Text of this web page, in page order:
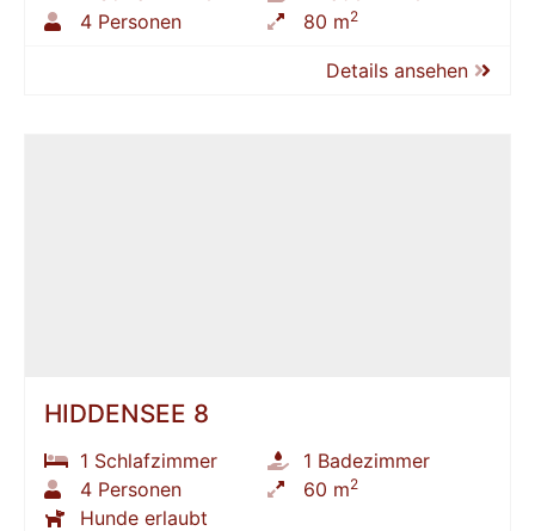
4 Personen
80 m2
Details ansehen
HIDDENSEE 8
1 Schlafzimmer
1 Badezimmer
4 Personen
60 m2
Hunde erlaubt